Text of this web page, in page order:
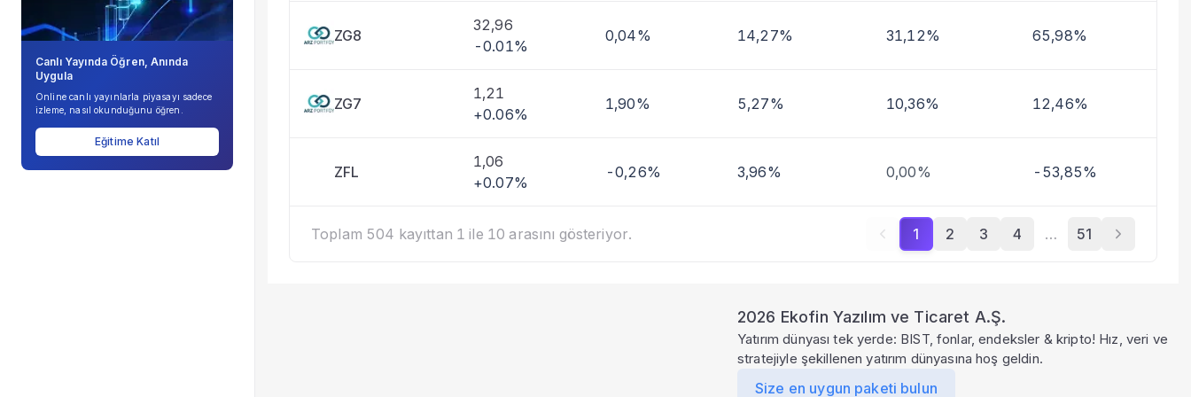
Canlı Yayında Öğren, Anında
Uygula
Online canlı yayınlarla piyasayı sadece
izleme, nasıl okunduğunu öğren.
Eğitime Katıl
ZG8
32,96
-0.01%
0,04% 14,27% 31,12% 65,98%
ZG7
1,21
+0.06%
1,90% 5,27% 10,36% 12,46%
ZFL
1,06
+0.07%
-0,26% 3,96% 0,00% -53,85%
Toplam 504 kayıttan 1 ile 10 arasını gösteriyor. 1 2 3 4 … 51
2026 Ekofin Yazılım ve Ticaret A.Ş.
Yatırım dünyası tek yerde: BIST, fonlar, endeksler & kripto! Hız, veri ve
stratejiyle şekillenen yatırım dünyasına hoş geldin.
Size en uygun paketi bulun